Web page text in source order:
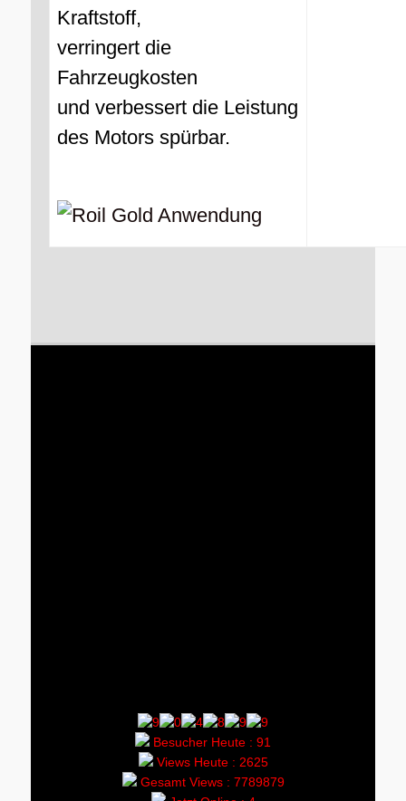
Kraftstoff,
verringert die
Fahrzeugkosten
und verbessert die Leistung
des Motors spürbar.
Besucher Heute : 91
Views Heute : 2625
Gesamt Views : 7789879